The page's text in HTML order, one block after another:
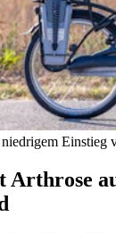
Einstieg
Arthrose